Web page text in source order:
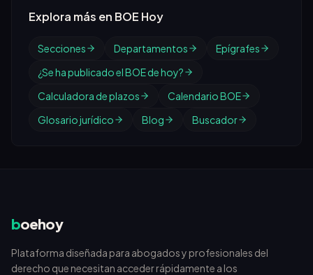
Explora más en BOE Hoy
Secciones Departamentos
Epígrafes
¿Se ha publicado el BOE de hoy?
Calculadora de plazos
Calendario BOE
Glosario jurídico
Blog Buscador
boehoy
Plataforma diseñada para abogados y profesionales del
derecho que necesitan acceder rápidamente a los